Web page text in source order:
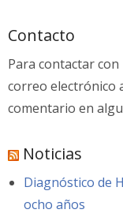
Contacto
Para contactar
correo electrónico
comentario en
Noticias
Diagnóstico de
ocho años